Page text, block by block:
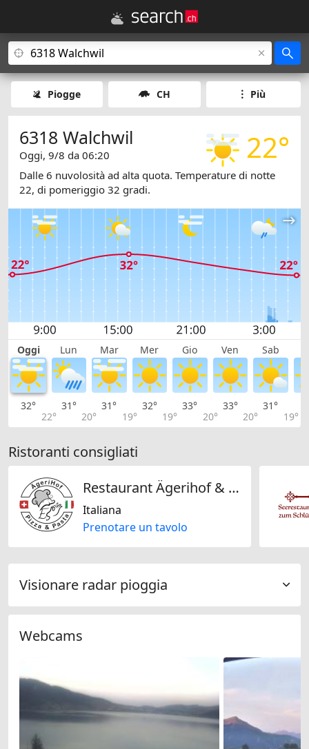
Piogge CH Più
22°
6318 Walchwil
Oggi, 9/8 da 06:20
Dalle 6 nuvolosità ad alta quota. Temperature di notte
22, di pomeriggio 32 gradi.
Oggi Lun Mar Mer Gio Ven Sab
32°
22°
31°
20°
31°
19°
32°
19°
33°
20°
33°
20°
31°
19°
Ristoranti consigliati
Restaurant Ägerihof & Pizzeria
Italiana
Prenotare un tavolo
Visionare radar pioggia
Webcams